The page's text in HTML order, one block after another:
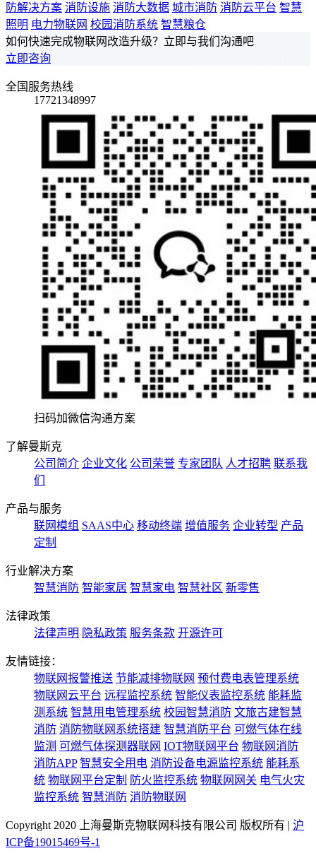
防解决方案 消防设施 消防大数据 城市消防 消防云平台 智慧
照明 电力物联网 校园消防系统 智慧粮仓
如何快速完成物联网改造升级？立即与我们沟通吧
立即咨询
全国服务热线
17721348997
扫码加微信沟通方案
了解曼斯克
公司简介 企业文化 公司荣誉 专家团队 人才招聘 联系我
们
产品与服务
联网模组 SAAS中心 移动终端 增值服务 企业转型 产品
定制
行业解决方案
智慧消防 智能家居 智慧家电 智慧社区 新零售
法律政策
法律声明 隐私政策 服务条款 开源许可
友情链接：
物联网报警推送 节能减排物联网 预付费电表管理系统
物联网云平台 远程监控系统 智能仪表监控系统 能耗监
测系统 智慧用电管理系统 校园智慧消防 文旅古建智慧
消防 消防物联网系统搭建 智慧消防平台 可燃气体在线
监测 可燃气体探测器联网 IOT物联网平台 物联网消防
消防APP 智慧安全用电 消防设备电源监控系统 能耗系
统 物联网平台定制 防火监控系统 物联网网关 电气火灾
监控系统 智慧消防 消防物联网
Copyright 2020 上海曼斯克物联网科技有限公司 版权所有 | 沪
ICP备19015469号-1